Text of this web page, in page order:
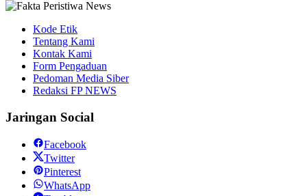
Kode Etik
Tentang Kami
Kontak Kami
Form Pengaduan
Pedoman Media Siber
Redaksi FP NEWS
Jaringan Social
Facebook
Twitter
Pinterest
WhatsApp